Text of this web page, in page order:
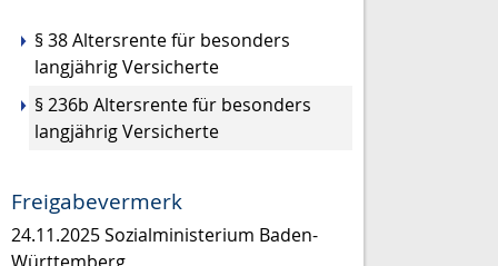
§ 38 Altersrente für besonders
langjährig Versicherte
§ 236b Altersrente für besonders
langjährig Versicherte
Freigabevermerk
24.11.2025Sozialministerium Baden-